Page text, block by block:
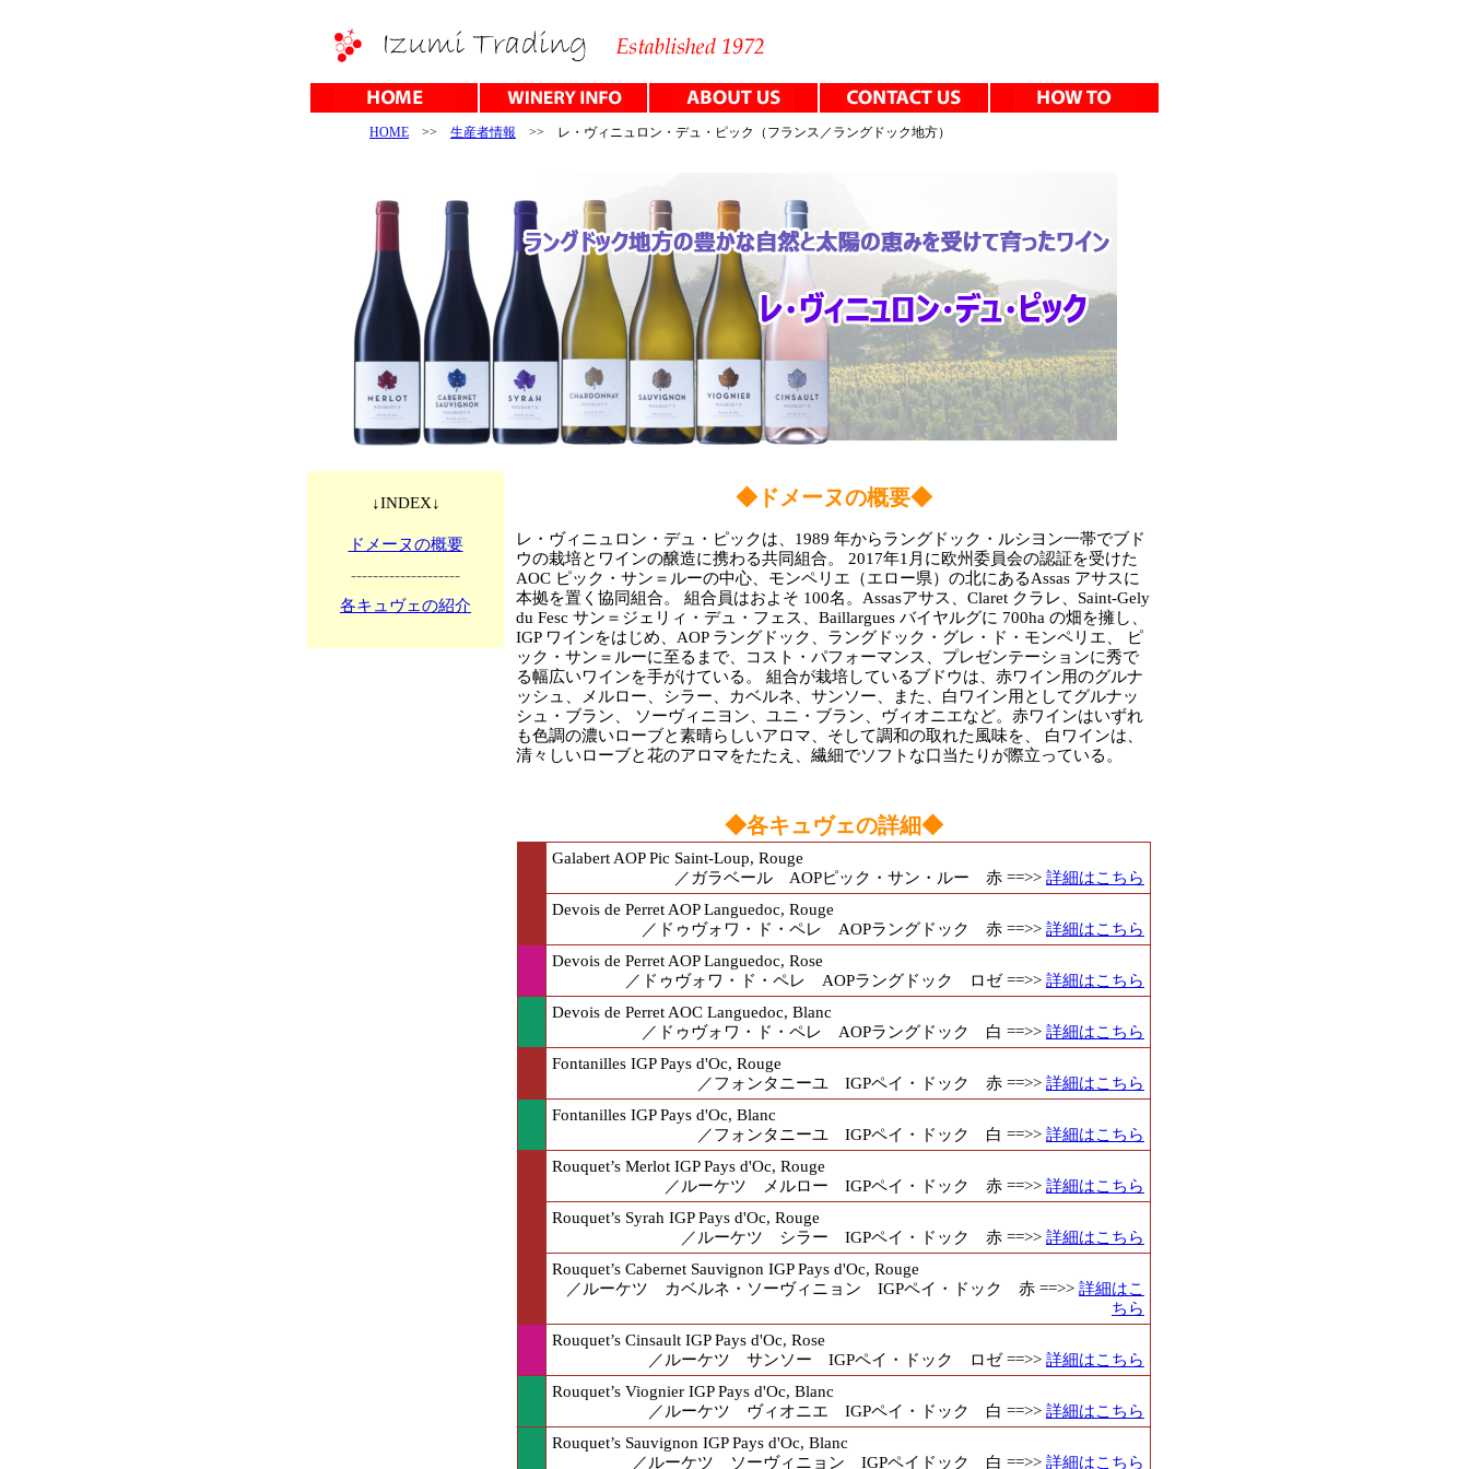
HOME >> 生産者情報 >> レ・ヴィニュロン・デュ・ピック（フランス／ラングドック地方）
↓INDEX↓
ドメーヌの概要
--------------------
各キュヴェの紹介
◆ドメーヌの概要◆
レ・ヴィニュロン・デュ・ピックは、1989 年からラングドック・ルシヨン一帯でブド
ウの栽培とワインの醸造に携わる共同組合。 2017年1月に欧州委員会の認証を受けた
AOC ピック・サン＝ルーの中心、モンペリエ（エロー県）の北にあるAssas アサスに
本拠を置く協同組合。 組合員はおよそ 100名。Assasアサス、Claret クラレ、Saint-Gely
du Fesc サン＝ジェリィ・デュ・フェス、Baillargues バイヤルグに 700ha の畑を擁し、
IGP ワインをはじめ、AOP ラングドック、ラングドック・グレ・ド・モンペリエ、 ピ
ック・サン＝ルーに至るまで、コスト・パフォーマンス、プレゼンテーションに秀で
る幅広いワインを手がけている。 組合が栽培しているブドウは、赤ワイン用のグルナ
ッシュ、メルロー、シラー、カベルネ、サンソー、また、白ワイン用としてグルナッ
シュ・ブラン、 ソーヴィニヨン、ユニ・ブラン、ヴィオニエなど。赤ワインはいずれ
も色調の濃いローブと素晴らしいアロマ、そして調和の取れた風味を、 白ワインは、
清々しいローブと花のアロマをたたえ、繊細でソフトな口当たりが際立っている。
◆各キュヴェの詳細◆
Galabert AOP Pic Saint-Loup, Rouge
／ガラベール AOPピック・サン・ルー 赤 ==>> 詳細はこちら
Devois de Perret AOP Languedoc, Rouge
／ドゥヴォワ・ド・ペレ AOPラングドック 赤 ==>> 詳細はこちら
Devois de Perret AOP Languedoc, Rose
／ドゥヴォワ・ド・ペレ AOPラングドック ロゼ ==>> 詳細はこちら
Devois de Perret AOC Languedoc, Blanc
／ドゥヴォワ・ド・ペレ AOPラングドック 白 ==>> 詳細はこちら
Fontanilles IGP Pays d'Oc, Rouge
／フォンタニーユ IGPペイ・ドック 赤 ==>> 詳細はこちら
Fontanilles IGP Pays d'Oc, Blanc
／フォンタニーユ IGPペイ・ドック 白 ==>> 詳細はこちら
Rouquet’s Merlot IGP Pays d'Oc, Rouge
／ルーケツ メルロー IGPペイ・ドック 赤 ==>> 詳細はこちら
Rouquet’s Syrah IGP Pays d'Oc, Rouge
／ルーケツ シラー IGPペイ・ドック 赤 ==>> 詳細はこちら
Rouquet’s Cabernet Sauvignon IGP Pays d'Oc, Rouge
／ルーケツ カベルネ・ソーヴィニョン IGPペイ・ドック 赤 ==>> 詳細はこ
ちら
Rouquet’s Cinsault IGP Pays d'Oc, Rose
／ルーケツ サンソー IGPペイ・ドック ロゼ ==>> 詳細はこちら
Rouquet’s Viognier IGP Pays d'Oc, Blanc
／ルーケツ ヴィオニエ IGPペイ・ドック 白 ==>> 詳細はこちら
Rouquet’s Sauvignon IGP Pays d'Oc, Blanc
／ルーケツ ソーヴィニョン IGPペイドック 白 ==>> 詳細はこちら